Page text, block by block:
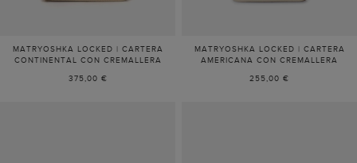
MATRYOSHKA LOCKED | CARTERA
CONTINENTAL CON CREMALLERA
375,00 €
MATRYOSHKA LOCKED | CARTERA
AMERICANA CON CREMALLERA
255,00 €